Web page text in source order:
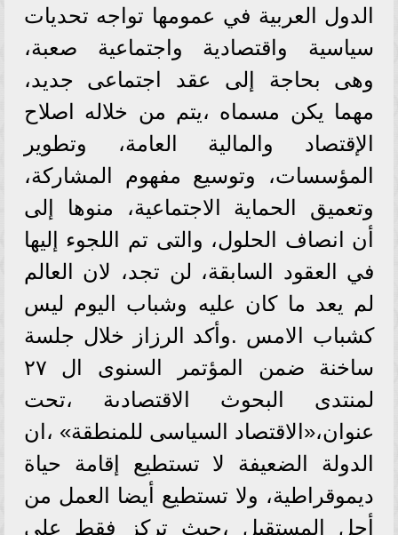
الدول العربية في عمومها تواجه تحديات
سياسية واقتصادية واجتماعية صعبة،
وهى بحاجة إلى عقد اجتماعى جديد،
مهما يكن مسماه ،يتم من خلاله اصلاح
الإقتصاد والمالية العامة، وتطوير
المؤسسات، وتوسيع مفهوم المشاركة،
وتعميق الحماية الاجتماعية، منوها إلى
أن انصاف الحلول، والتى تم اللجوء إليها
في العقود السابقة، لن تجد، لان العالم
لم يعد ما كان عليه وشباب اليوم ليس
كشباب الامس .وأكد الرزاز خلال جلسة
ساخنة ضمن المؤتمر السنوى ال ٢٧
لمنتدى البحوث الاقتصادىة ،تحت
عنوان،«الاقتصاد السياسى للمنطقة» ،ان
الدولة الضعيفة لا تستطيع إقامة حياة
ديموقراطية، ولا تستطيع أيضا العمل من
أجل المستقبل ،حيث تركز فقط على